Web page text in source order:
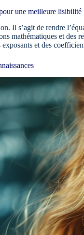
une meilleure lisibilité
Il s’agit de rendre
mathématiques et
et des